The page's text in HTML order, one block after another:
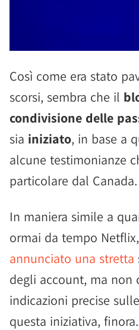
Così come era stato
scorsi, sembra che il
condivisione delle
sia iniziato, in base a
alcune testimonianze
particolare dal Canada.
In maniera simile a
ormai da tempo
annunciato una stretta
degli account, ma non
indicazioni precise
questa iniziativa,